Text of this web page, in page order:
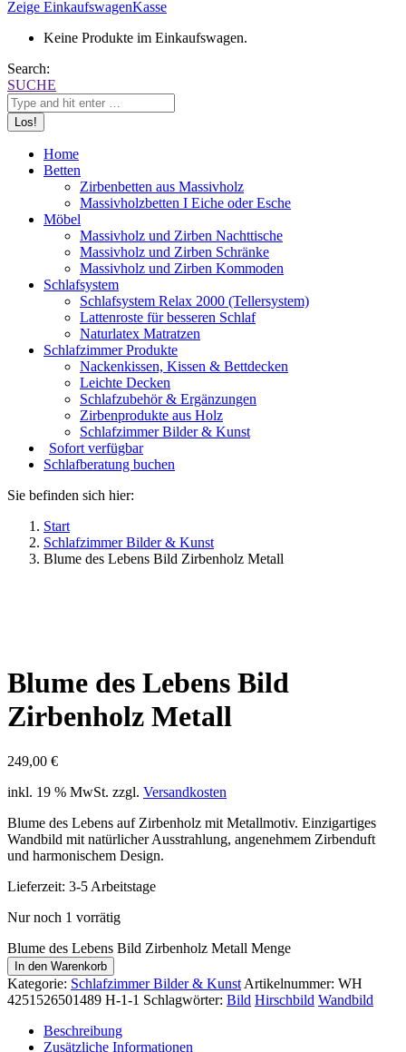
Zeige EinkaufswagenKasse
Keine Produkte im Einkaufswagen.
Search:
SUCHE
Home
Betten
Zirbenbetten aus Massivholz
Massivholzbetten I Eiche oder Esche
Möbel
Massivholz und Zirben Nachttische
Massivholz und Zirben Schränke
Massivholz und Zirben Kommoden
Schlafsystem
Schlafsystem Relax 2000 (Tellersystem)
Lattenroste für besseren Schlaf
Naturlatex Matratzen
Schlafzimmer Produkte
Nackenkissen, Kissen & Bettdecken
Leichte Decken
Schlafzubehör & Ergänzungen
Zirbenprodukte aus Holz
Schlafzimmer Bilder & Kunst
Sofort verfügbar
Schlafberatung buchen
Sie befinden sich hier:
Start
Schlafzimmer Bilder & Kunst
Blume des Lebens Bild Zirbenholz Metall
Blume des Lebens Bild
Zirbenholz Metall
249,00 €
inkl. 19 % MwSt. zzgl. Versandkosten
Blume des Lebens auf Zirbenholz mit Metallmotiv. Einzigartiges
Wandbild mit natürlicher Ausstrahlung, angenehmem Zirbenduft
und harmonischem Design.
Lieferzeit: 3-5 Arbeitstage
Nur noch 1 vorrätig
Blume des Lebens Bild Zirbenholz Metall Menge
In den Warenkorb
Kategorie: Schlafzimmer Bilder & Kunst Artikelnummer: WH
4251526501489 H-1-1 Schlagwörter: Bild Hirschbild Wandbild
Beschreibung
Zusätzliche Informationen